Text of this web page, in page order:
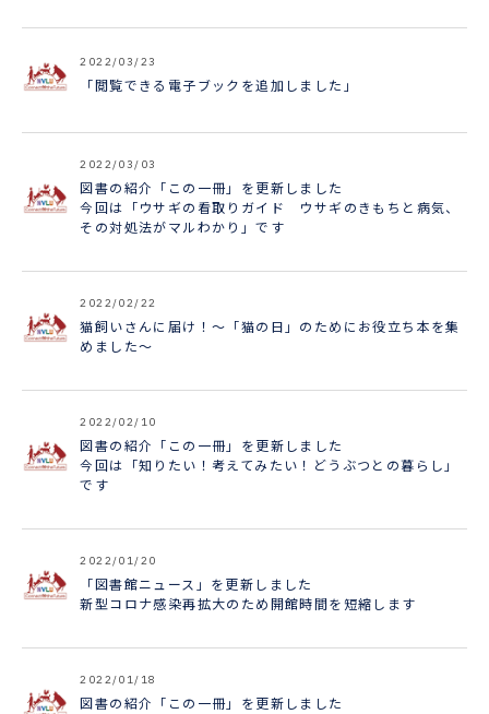
2022/03/23
「閲覧できる電子ブックを追加しました」
2022/03/03
図書の紹介「この一冊」を更新しました
今回は「ウサギの看取りガイド ウサギのきもちと病気、
その対処法がマルわかり」です
2022/02/22
猫飼いさんに届け！～「猫の日」のためにお役立ち本を集
めました～
2022/02/10
図書の紹介「この一冊」を更新しました
今回は「知りたい！考えてみたい！どうぶつとの暮らし」
です
2022/01/20
「図書館ニュース」を更新しました
新型コロナ感染再拡大のため開館時間を短縮します
2022/01/18
図書の紹介「この一冊」を更新しました